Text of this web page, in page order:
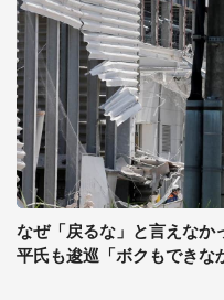
なぜ「戻るな」と言えなか
平氏も逡巡「ボクもできな